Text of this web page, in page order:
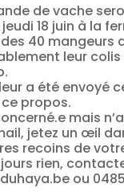
de vache
18 juin à la
40 mangeurs
leur colis
a été envoyé
propos.
mais
jetez un œil
recoins de
rien,
ou